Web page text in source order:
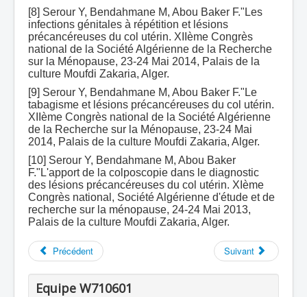
[8] Serour Y, Bendahmane M, Abou Baker F."Les
infections génitales à répétition et lésions
précancéreuses du col utérin. XIIème Congrès
national de la Société Algérienne de la Recherche
sur la Ménopause, 23-24 Mai 2014, Palais de la
culture Moufdi Zakaria, Alger.
[9] Serour Y, Bendahmane M, Abou Baker F."Le
tabagisme et lésions précancéreuses du col utérin.
XIIème Congrès national de la Société Algérienne
de la Recherche sur la Ménopause, 23-24 Mai
2014, Palais de la culture Moufdi Zakaria, Alger.
[10] Serour Y, Bendahmane M, Abou Baker
F."L'apport de la colposcopie dans le diagnostic
des lésions précancéreuses du col utérin. XIème
Congrès national, Société Algérienne d'étude et de
recherche sur la ménopause, 24-24 Mai 2013,
Palais de la culture Moufdi Zakaria, Alger.
Précédent Suivant
Equipe W710601